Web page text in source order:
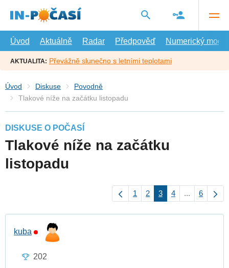
hlavní
Úvod
Aktuálně Radar Předpověď Numerický model
AKTUALITA: Převážně slunečno s letními teplotami
Úvod Diskuse
Povodně
Tlakové níže na začátku listopadu
DISKUSE O POČASÍ
Tlakové níže na začátku
listopadu
1 2 3 4 ... 6
kuba
202